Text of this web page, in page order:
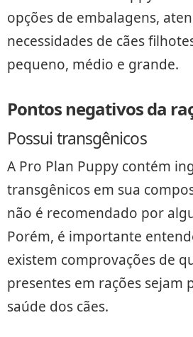
opções de embalagens,
necessidades de cães
pequeno, médio e grande.
Pontos negativos da
Possui transgênicos
A Pro Plan Puppy contém
transgênicos em sua
não é recomendado por
Porém, é importante
existem comprovações de
presentes em rações sejam
saúde dos cães.